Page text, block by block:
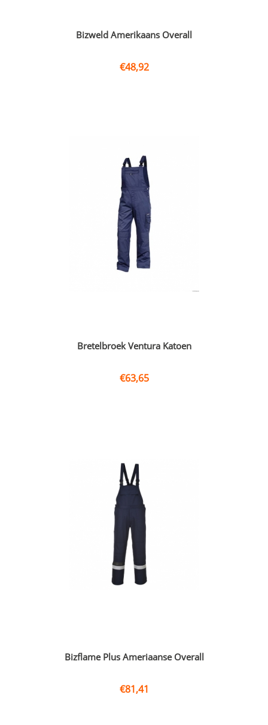
Bizweld Amerikaans Overall
€48,92
Bretelbroek Ventura Katoen
€63,65
Bizflame Plus Ameriaanse Overall
€81,41